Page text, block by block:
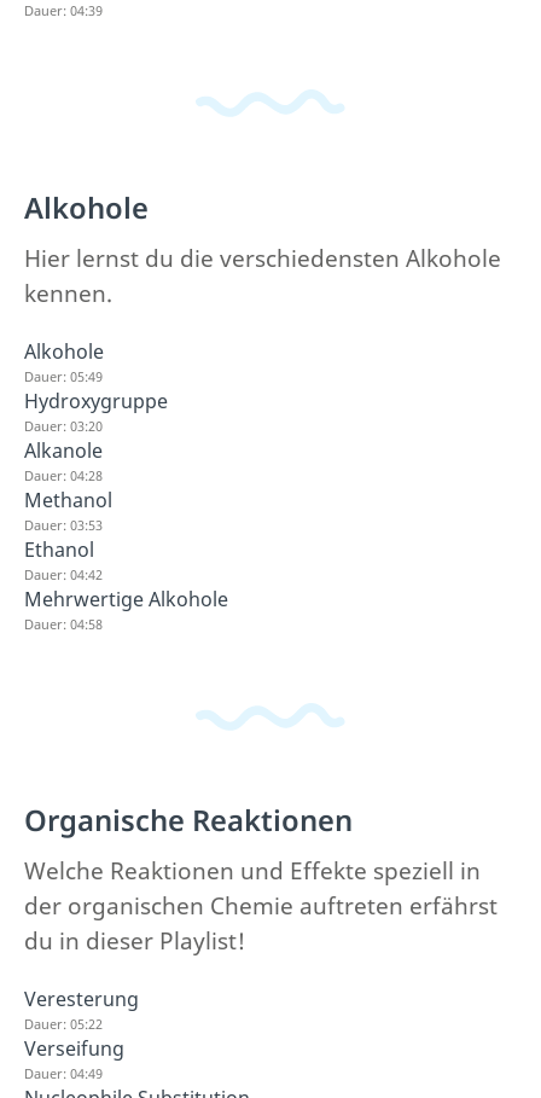
Dauer: 04:39
Alkohole
Hier lernst du die verschiedensten Alkohole
kennen.
Alkohole
Dauer: 05:49
Hydroxygruppe
Dauer: 03:20
Alkanole
Dauer: 04:28
Methanol
Dauer: 03:53
Ethanol
Dauer: 04:42
Mehrwertige Alkohole
Dauer: 04:58
Organische Reaktionen
Welche Reaktionen und Effekte speziell in
der organischen Chemie auftreten erfährst
du in dieser Playlist!
Veresterung
Dauer: 05:22
Verseifung
Dauer: 04:49